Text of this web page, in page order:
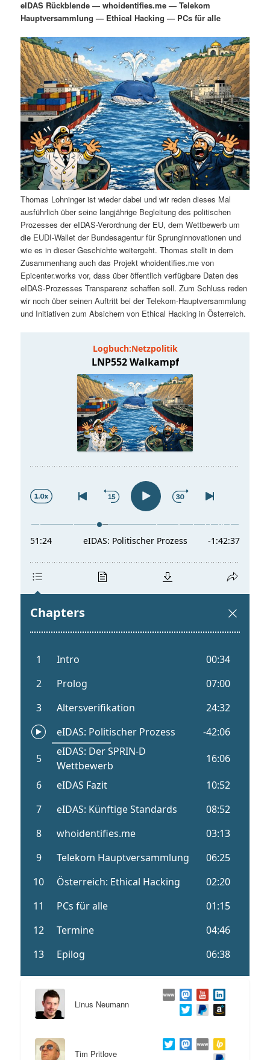
m
ä
r
e
n
I
n
h
a
l
t
s
n
u
n
d
ä
r
e
n
I
n
h
a
g
n
s
n
a
v
i
g
a
t
i
o
n
eIDAS Rückblende — whoidentifies.me — Telekom
Hauptversammlung — Ethical Hacking — PCs für alle
Thomas Lohninger ist wieder dabei und wir reden dieses Mal
ausführlich über seine langjährige Begleitung des politischen
Prozesses der eIDAS-Verordnung der EU, dem Wettbewerb um
die EUDI-Wallet der Bundesagentur für Sprunginnovationen und
wie es in dieser Geschichte weitergeht. Thomas stellt in dem
Zusammenhang auch das Projekt whoidentifies.me von
Epicenter.works vor, dass über öffentlich verfügbare Daten des
eIDAS-Prozesses Transparenz schaffen soll. Zum Schluss reden
wir noch über seinen Auftritt bei der Telekom-Hauptversammlung
und Initiativen zum Absichern von Ethical Hacking in Österreich.
Linus Neumann
Tim Pritlove